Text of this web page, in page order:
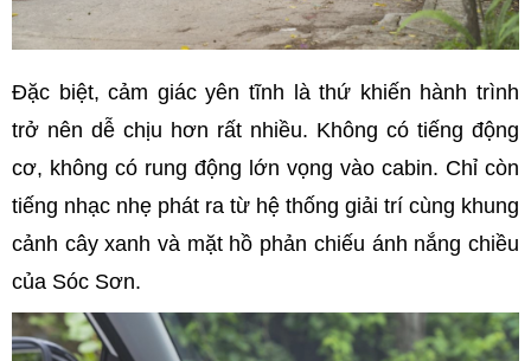
Đặc biệt, cảm giác yên tĩnh là thứ khiến hành trình
trở nên dễ chịu hơn rất nhiều. Không có tiếng động
cơ, không có rung động lớn vọng vào cabin. Chỉ còn
tiếng nhạc nhẹ phát ra từ hệ thống giải trí cùng khung
cảnh cây xanh và mặt hồ phản chiếu ánh nắng chiều
của Sóc Sơn.